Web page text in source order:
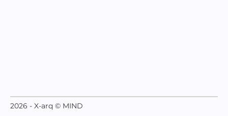
2026 - X-arq © MIND